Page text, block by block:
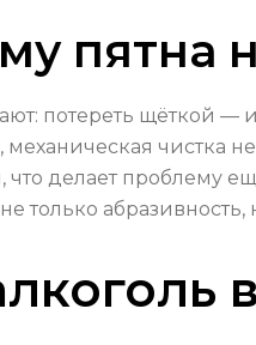
пятна
потереть щёткой —
механическая чистка
что делает проблему
только